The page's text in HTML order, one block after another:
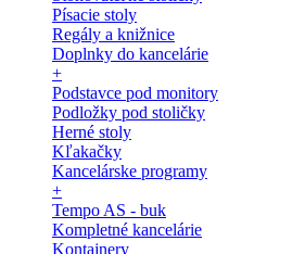
Písacie stoly
Regály a knižnice
Doplnky do kancelárie
+
Podstavce pod monitory
Podložky pod stoličky
Herné stoly
Kľakačky
Kancelárske programy
+
Tempo AS - buk
Kompletné kancelárie
Kontajnery